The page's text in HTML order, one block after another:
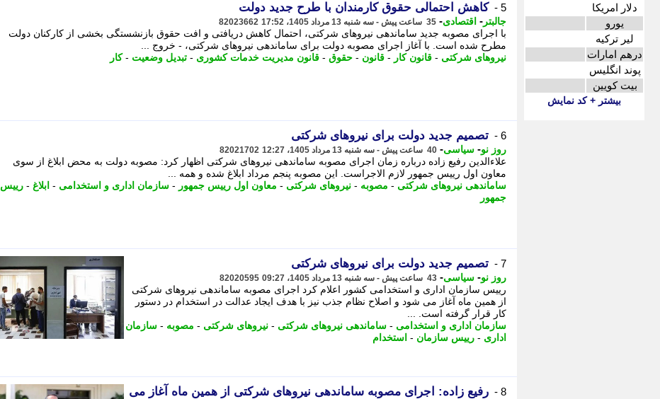
دلار امریکا
یورو
لیر ترکیه
درهم امارات
پوند انگلیس
بیت کویین
بیشتر + کد نمایش
5 - کاهش احتمالی حقوق کارمندان با طرح جدید دولت
جالبتر - اقتصادی- 35 ساعت پیش - سه شنبه 13 مرداد 1405، 17:52 82023662
با اجرای مصوبه جدید ساماندهی نیروهای شرکتی، احتمال کاهش دریافتی و افت حقوق بازنشستگی بخشی از کارکنان دولت
مطرح شده است. با آغاز اجرای مصوبه دولت برای ساماندهی نیروهای شرکتی، - خروج ...
نیروهای شرکتی - قانون کار - قانون - حقوق - قانون مدیریت خدمات کشوری - تبدیل وضعیت -کار
6 - تصمیم جدید دولت برای نیروهای شرکتی
روز نو- سیاسی- 40 ساعت پیش - سه شنبه 13 مرداد 1405، 12:27 82021702
علاءالدین رفیع زاده درباره زمان اجرای مصوبه ساماندهی نیروهای شرکتی اظهار کرد: مصوبه دولت به محض ابلاغ از سوی
معاون اول رییس جمهور لازم الاجراست. این مصوبه پنجم مرداد ابلاغ شده و همه ...
ساماندهی نیروهای شرکتی - مصوبه - نیروهای شرکتی - معاون اول رییس جمهور - سازمان اداری و استخدامی - ابلاغ - رییس
جمهور
7 - تصمیم جدید دولت برای نیروهای شرکتی
روز نو- سیاسی- 43 ساعت پیش - سه شنبه 13 مرداد 1405، 09:27 82020595
رییس سازمان اداری و استخدامی کشور اعلام کرد اجرای مصوبه ساماندهی نیروهای شرکتی
از همین ماه آغاز می شود و اصلاح نظام جذب نیز با هدف ایجاد عدالت در استخدام در دستور
کار قرار گرفته است. ...
سازمان اداری و استخدامی - ساماندهی نیروهای شرکتی - نیروهای شرکتی - مصوبه - سازمان
اداری - رییس سازمان - استخدام
8 -
رفیع زاده: اجرای مصوبه ساماندهی نیروهای شرکتی از همین ماه آغاز می